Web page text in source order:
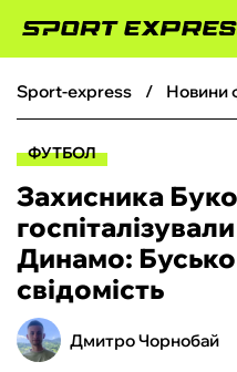
ФУТБОЛ
БОКС
ХОКЕЙ
ТЕНІС
sport-express
ФУТБОЛ
Захисника
Динамо: Бусько
свідомість
Дмитро Чорнобай